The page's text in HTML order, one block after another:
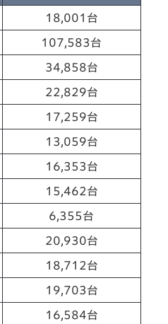
18,001台
107,583台
34,858台
22,829台
17,259台
13,059台
16,353台
15,462台
6,355台
20,930台
18,712台
19,703台
16,584台